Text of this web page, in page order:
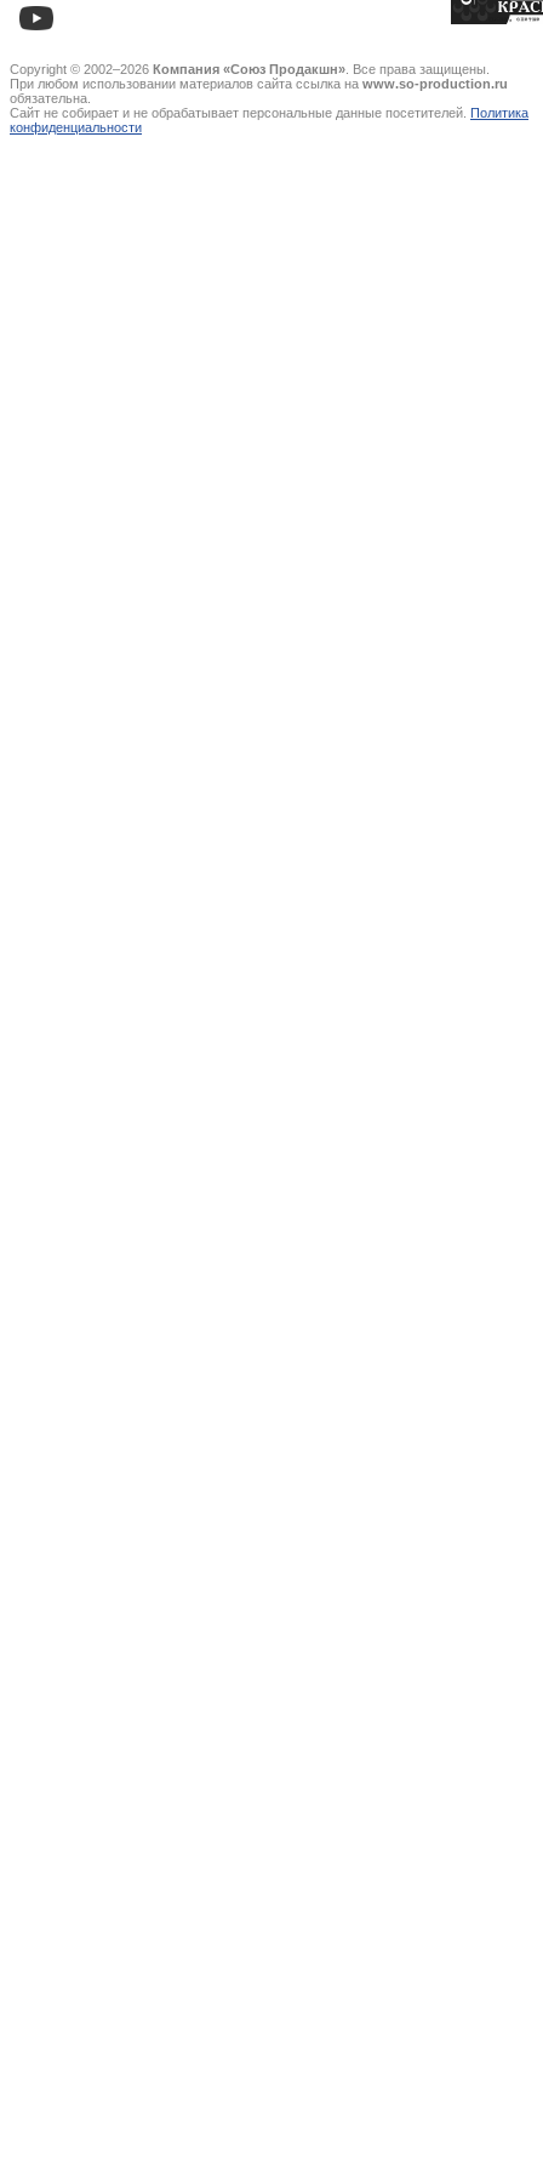
Copyright © 2002–2026 Компания «Союз Продакшн» . Все права защищены.
При любом использовании материалов сайта ссылка на www.so-production.ru
обязательна.
Сайт не собирает и не обрабатывает персональные данные посетителей. Политика
конфиденциальности